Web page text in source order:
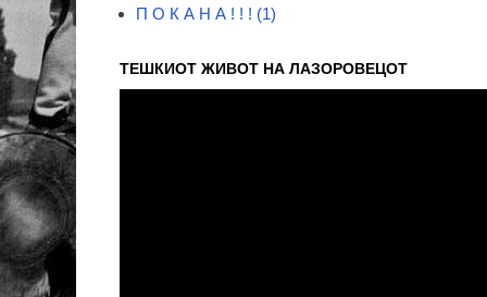
П О К А Н А ! ! ! (1)
ТЕШКИОТ ЖИВОТ НА ЛАЗОРОВЕЦОТ